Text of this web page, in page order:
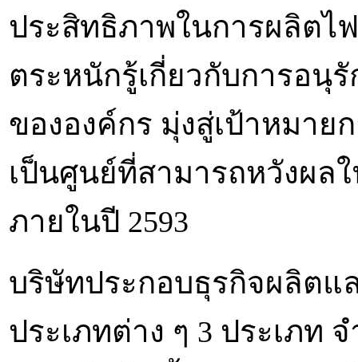
ประสิทธิภาพในการผลิตไ
ตระหนักรู้เกี่ยวกับการอนุ
ขององค์กร มุ่งสู่เป้าหมาย
เป็นศูนย์ที่สามารถหวังผล
ภายในปี 2593
บริษัทประกอบธุรกิจผลิตแ
ประเภทต่าง ๆ 3 ประเภท